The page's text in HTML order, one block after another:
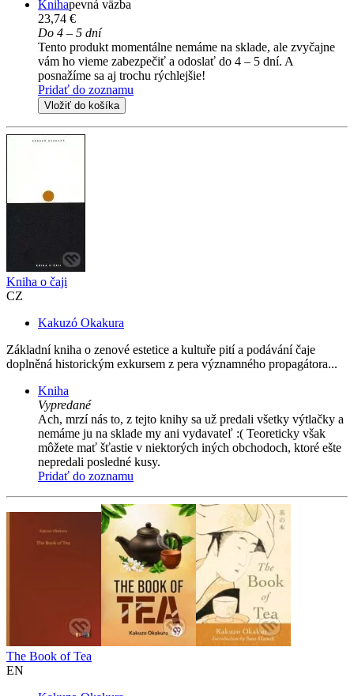
Knihapevná väzba
23,74 €
Do 4 – 5 dní
Tento produkt momentálne nemáme na sklade, ale zvyčajne
vám ho vieme zabezpečiť a odoslať do 4 – 5 dní. A
posnažíme sa aj trochu rýchlejšie!
Pridať do zoznamu
Vložiť do košíka
Kniha o čaji
CZ
Kakuzó Okakura
Základní kniha o zenové estetice a kultuře pití a podávání čaje
doplněná historickým exkursem z pera významného propagátora...
Kniha
Vypredané
Ach, mrzí nás to, z tejto knihy sa už predali všetky výtlačky a
nemáme ju na sklade my ani vydavateľ :( Teoreticky však
môžete mať šťastie v niektorých iných obchodoch, ktoré ešte
nepredali posledné kusy.
Pridať do zoznamu
The Book of Tea
EN